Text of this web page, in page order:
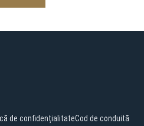
de confidențialitateCod de conduită